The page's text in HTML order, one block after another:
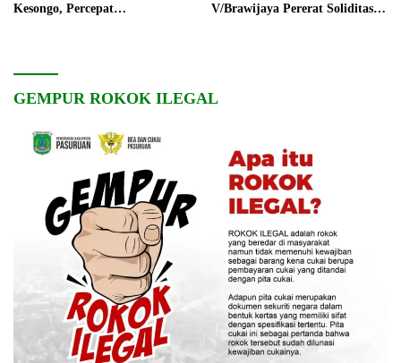
Kesongo, Percepat
V/Brawijaya Pererat Soliditas
GEMPUR ROKOK ILEGAL